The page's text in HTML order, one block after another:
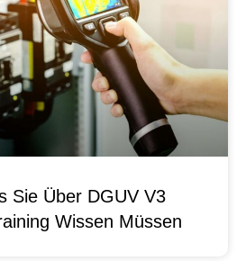
Sie Über DGUV V3
Wissen Müssen